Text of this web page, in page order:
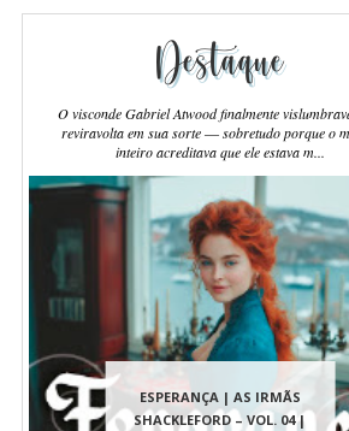
Destaque
ESPERANÇA | AS IRMÃS
SHACKLEFORD – VOL. 04 |
O visconde Gabriel Atwood finalmente
reviravolta em sua sorte ― sobretudo porque o
inteiro acreditava que ele estava m...